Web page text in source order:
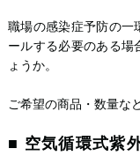
職場の感染症予防の一
ールする必要のある場
ょうか。
ご希望の商品・数量な
■ 空気循環式紫